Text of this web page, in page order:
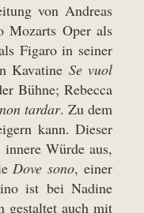
von Andreas
Mozarts Oper als
Figaro in seiner
Kavatine Se vuol
Bühne; Rebecca
tardar. Zu dem
kann. Dieser
Würde aus,
Dove sono, einer
ist bei Nadine
gestaltet auch mit